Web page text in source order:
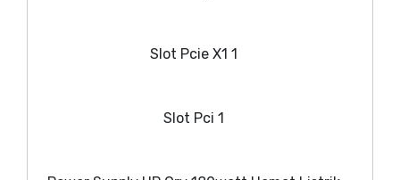
Slot Pcie X1 1
Slot Pci 1